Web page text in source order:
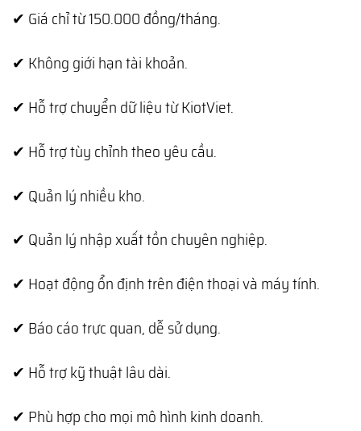
✔ Giá chỉ từ 150.000 đồng/tháng.
✔ Không giới hạn tài khoản.
✔ Hỗ trợ chuyển dữ liệu từ KiotViet.
✔ Hỗ trợ tùy chỉnh theo yêu cầu.
✔ Quản lý nhiều kho.
✔ Quản lý nhập xuất tồn chuyên nghiệp.
✔ Hoạt động ổn định trên điện thoại và máy tính.
✔ Báo cáo trực quan, dễ sử dụng.
✔ Hỗ trợ kỹ thuật lâu dài.
✔ Phù hợp cho mọi mô hình kinh doanh.